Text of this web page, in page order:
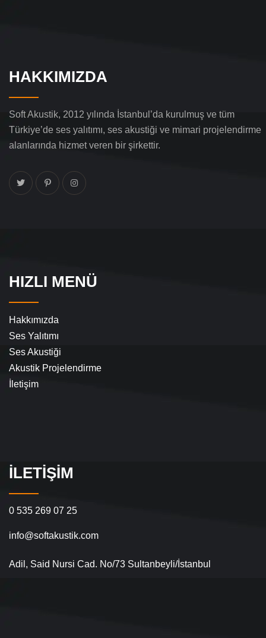
HAKKIMIZDA
Soft Akustik, 2012 yılında İstanbul’da kurulmuş ve tüm
Türkiye’de ses yalıtımı, ses akustiği ve mimari projelendirme
alanlarında hizmet veren bir şirkettir.
HIZLI MENÜ
Hakkımızda
Ses Yalıtımı
Ses Akustiği
Akustik Projelendirme
İletişim
İLETIŞIM
0 535 269 07 25
info@softakustik.com
Adil, Said Nursi Cad. No/73 Sultanbeyli/İstanbul